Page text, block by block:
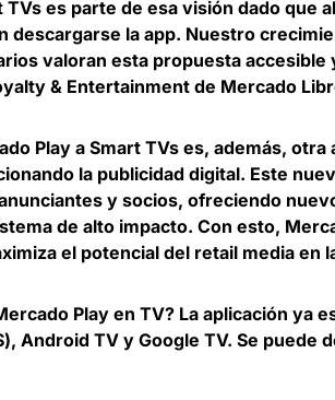
TVs es parte de esa visión dado que
descargarse la app. Nuestro
valoran esta propuesta accesible
& Entertainment de Mercado
Play a Smart TVs es, además,
la publicidad digital. Este
y socios, ofreciendo
de alto impacto. Con esto,
el potencial del retail media en
Play en TV? La aplicación ya
Android TV y Google TV. Se puede